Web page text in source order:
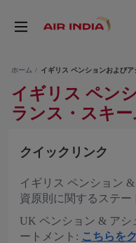
ホーム イギリス ペンションおよび
イギリス ペン
ランス・スキー
クイックリンク
イギリス ペンション
資原則に関するステー
UK ペンション & アシ
ートメント: こちらを